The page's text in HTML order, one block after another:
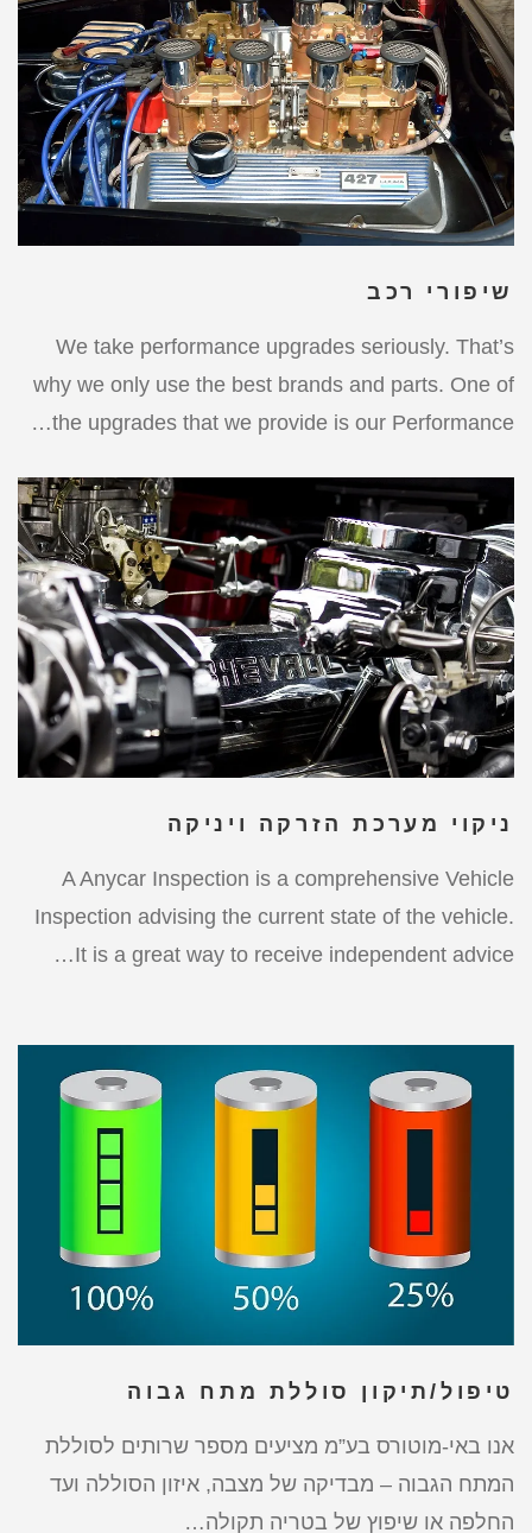
שיפורי רכב
We take performance upgrades seriously. That’s
why we only use the best brands and parts. One of
the upgrades that we provide is our Performance…
ניקוי מערכת הזרקה ויניקה
A Anycar Inspection is a comprehensive Vehicle
Inspection advising the current state of the vehicle.
It is a great way to receive independent advice…
טיפול/תיקון סוללת מתח גבוה
אנו באי-מוטורס בע”מ מציעים מספר שרותים לסוללת
המתח הגבוה – מבדיקה של מצבה, איזון הסוללה ועד
החלפה או שיפוץ של בטריה תקולה…